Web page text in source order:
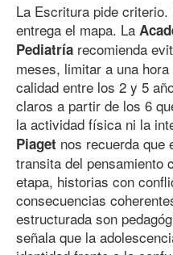
La Escritura pide
entrega el mapa. La
Pediatría recomienda
meses, limitar a una
calidad entre los 2 y 5
claros a partir de los 6
la actividad física ni la
Piaget nos recuerda que
transita del pensamiento
etapa, historias con
consecuencias
estructurada son
señala que la